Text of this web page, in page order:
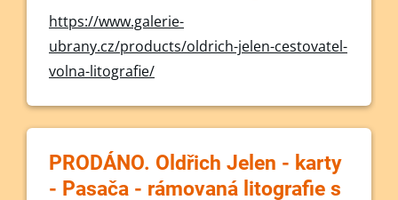
https://www.galerie-
ubrany.cz/products/oldrich-jelen-cestovatel-
volna-litografie/
PRODÁNO. Oldřich Jelen - karty
- Pasača - rámovaná litografie s